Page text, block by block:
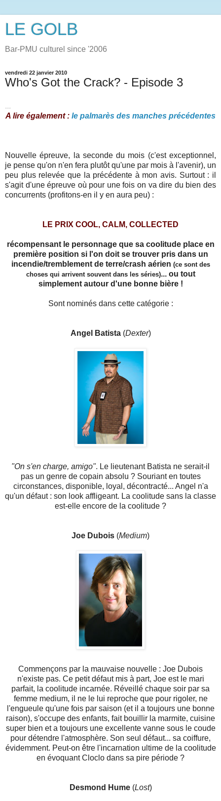
LE GOLB
Bar-PMU culturel since '2006
vendredi 22 janvier 2010
Who's Got the Crack? - Episode 3
...
A lire également : le palmarès des manches précédentes
Nouvelle épreuve, la seconde du mois (c'est exceptionnel,
je pense qu'on n'en fera plutôt qu'une par mois à l'avenir), un
peu plus relevée que la précédente à mon avis. Surtout : il
s'agit d'une épreuve où pour une fois on va dire du bien des
concurrents (profitons-en il y en aura peu) :
LE PRIX COOL, CALM, COLLECTED
récompensant le personnage que sa coolitude place en
première position si l'on doit se trouver pris dans un
incendie/tremblement de terre/crash aérien (ce sont des
choses qui arrivent souvent dans les séries)... ou tout
simplement autour d'une bonne bière !
Sont nominés dans cette catégorie :
Angel Batista (Dexter)
"On s'en charge, amigo". Le lieutenant Batista ne serait-il
pas un genre de copain absolu ? Souriant en toutes
circonstances, disponible, loyal, décontracté... Angel n'a
qu'un défaut : son look affligeant. La coolitude sans la classe
est-elle encore de la coolitude ?
Joe Dubois (Medium)
Commençons par la mauvaise nouvelle : Joe Dubois
n'existe pas. Ce petit défaut mis à part, Joe est le mari
parfait, la coolitude incarnée. Réveillé chaque soir par sa
femme medium, il ne le lui reproche que pour rigoler, ne
l'engueule qu'une fois par saison (et il a toujours une bonne
raison), s'occupe des enfants, fait bouillir la marmite, cuisine
super bien et a toujours une excellente vanne sous le coude
pour détendre l'atmosphère. Son seul défaut... sa coiffure,
évidemment. Peut-on être l'incarnation ultime de la coolitude
en évoquant Cloclo dans sa pire période ?
Desmond Hume (Lost)